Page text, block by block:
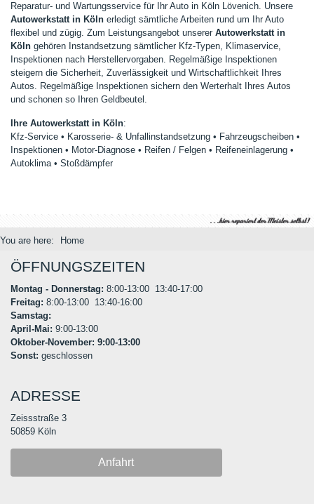
Reparatur- und Wartungsservice für Ihr Auto in Köln Lövenich. Unsere
Autowerkstatt in Köln erledigt sämtliche Arbeiten rund um Ihr Auto
flexibel und zügig. Zum Leistungsangebot unserer Autowerkstatt in
Köln gehören Instandsetzung sämtlicher Kfz-Typen, Klimaservice,
Inspektionen nach Herstellervorgaben. Regelmäßige Inspektionen
steigern die Sicherheit, Zuverlässigkeit und Wirtschaftlichkeit Ihres
Autos. Regelmäßige Inspektionen sichern den Werterhalt Ihres Autos
und schonen so Ihren Geldbeutel.
Ihre Autowerkstatt in Köln:
Kfz-Service • Karosserie- & Unfallinstandsetzung • Fahrzeugscheiben •
Inspektionen • Motor-Diagnose • Reifen / Felgen • Reifeneinlagerung •
Autoklima • Stoßdämpfer
You are here: Home
ÖFFNUNGSZEITEN
Montag - Donnerstag: 8:00-13:00 13:40-17:00
Freitag: 8:00-13:00 13:40-16:00
Samstag:
April-Mai: 9:00-13:00
Oktober-November: 9:00-13:00
Sonst: geschlossen
ADRESSE
Zeissstraße 3
50859 Köln
Anfahrt